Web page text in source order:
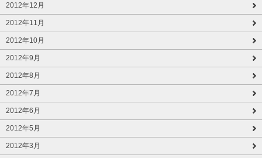
2012年12月
2012年11月
2012年10月
2012年9月
2012年8月
2012年7月
2012年6月
2012年5月
2012年3月